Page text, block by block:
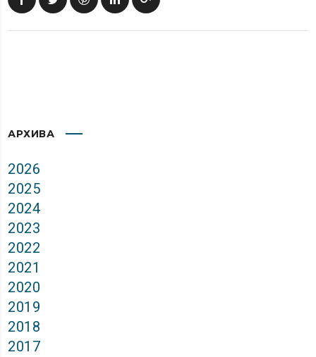
АРХИВА
2026
2025
2024
2023
2022
2021
2020
2019
2018
2017